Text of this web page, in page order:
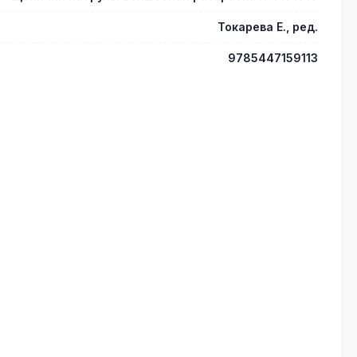
Токарева Е., ред.
9785447159113